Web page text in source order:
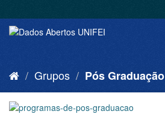
Grupos Pós Graduação